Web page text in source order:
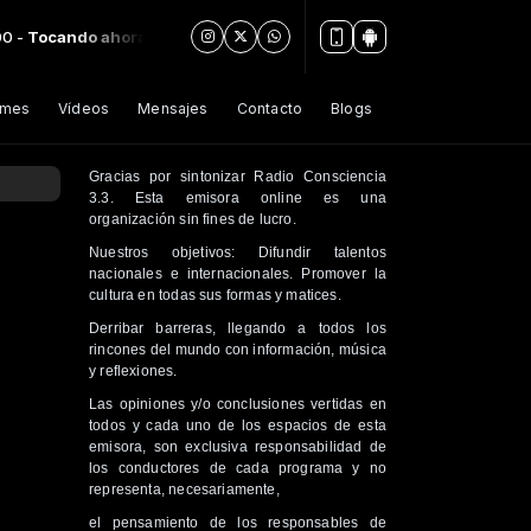
ahora: Mensaje en una botella 30 de Septiembre 2025
Vídeos Mensajes Contacto Blogs
Gracias por sintonizar Radio Consciencia
3.3. Esta emisora online es una
organización sin fines de lucro.
Nuestros objetivos: Difundir talentos
nacionales e internacionales. Promover la
cultura en todas sus formas y matices.
Derribar barreras, llegando a todos los
rincones del mundo con información, música
y reflexiones.
Las opiniones y/o conclusiones vertidas en
todos y cada uno de los espacios de esta
emisora, son exclusiva responsabilidad de
los conductores de cada programa y no
representa, necesariamente,
el pensamiento de los responsables de